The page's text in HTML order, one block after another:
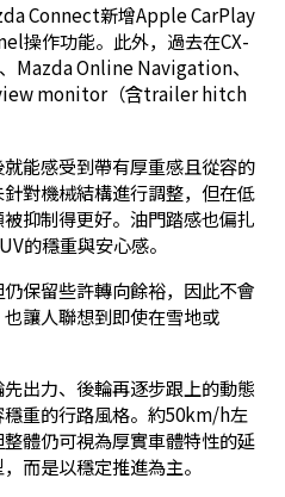
Connect新增Apple CarPlay
操作功能。此外，過去在CX-
Mazda Online Navigation、
monitor（含trailer hitch
能感受到帶有厚重感且從容的
對機械結構進行調整，但在低
抑制得更好。油門踏感也偏扎
的穩重與安心感。
保留些許轉向餘裕，因此不會
讓人聯想到即使在雪地或
出力、後輪再逐步跟上的動態
重的行路風格。約50km/h左
體仍可視為厚實車體特性的延
而是以穩定推進為主。